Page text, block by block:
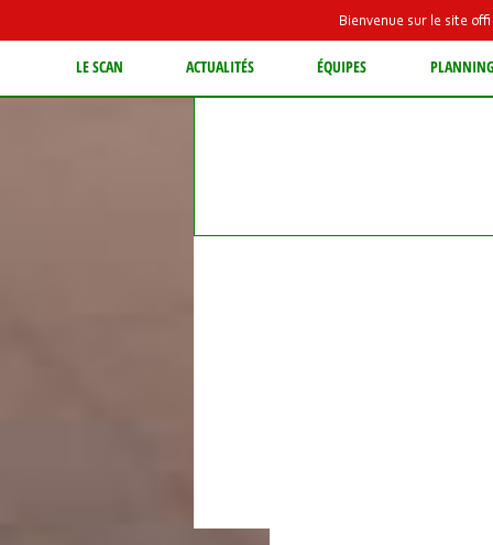
Bienvenue sur le site
LE SCAN ACTUALITÉS ÉQUIPES